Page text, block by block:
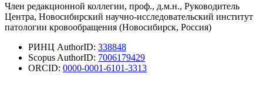
Член редакционной коллегии, проф., д.м.н., Руководитель
Центра, Новосибирский научно-исследовательский институт
патологии кровообращения (Новосибирск, Россия)
РИНЦ AuthorID: 338848
Scopus AuthorID: 7006179429
ORCID: 0000-0001-6101-3313